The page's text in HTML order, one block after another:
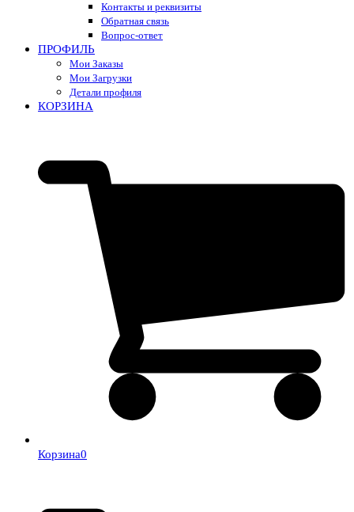
Контакты и реквизиты
Обратная связь
Вопрос-ответ
ПРОФИЛЬ
Мои Заказы
Мои Загрузки
Детали профиля
КОРЗИНА
Корзина0